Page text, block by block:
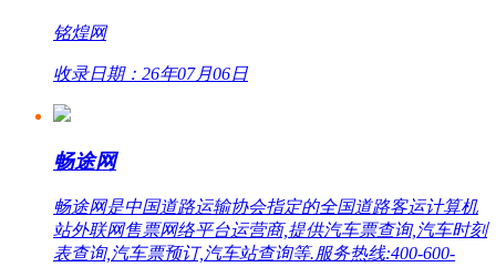
铭煌网
收录日期：26年07月06日
畅途网
畅途网是中国道路运输协会指定的全国道路客运计算机
站外联网售票网络平台运营商,提供汽车票查询,汽车时刻
表查询,汽车票预订,汽车站查询等.服务热线:400-600-